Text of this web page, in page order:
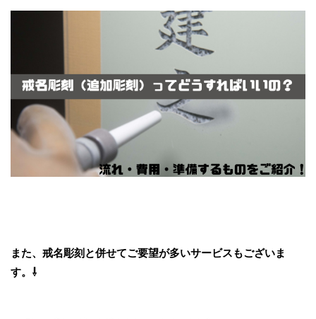
また、戒名彫刻と併せてご要望が多いサービスもございま
す。⇩